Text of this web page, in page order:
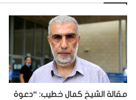
مقالة الشيخ كمال خطيب: “دعوة